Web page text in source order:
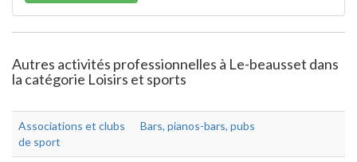
Autres activités professionnelles à Le-beausset dans
la catégorie Loisirs et sports
Associations et clubs
de sport
Bars, pianos-bars, pubs